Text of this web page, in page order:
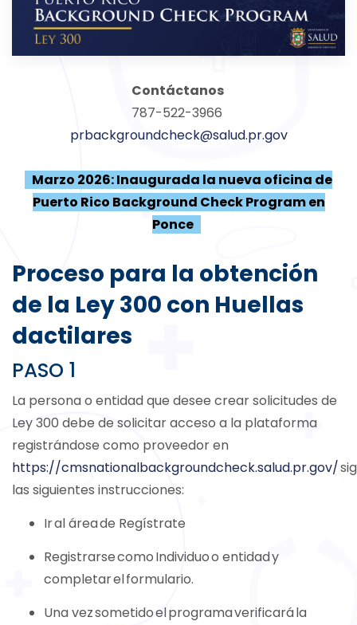
Contáctanos
787-522-3966
prbackgroundcheck@salud.pr.gov
Marzo 2026: Inaugurada la nueva oficina de
Puerto Rico Background Check Program en
Ponce
Proceso para la obtención
de la Ley 300 con Huellas
dactilares
PASO 1
La persona o entidad que desee crear solicitudes de
Ley 300 debe de solicitar acceso a la plataforma
registrándose como proveedor en
https://cmsnationalbackgroundcheck.salud.pr.gov/
las siguientes instrucciones:
Ir al área de Regístrate
Registrarse como Individuo o entidad y
completar el formulario.
Una vez sometidoel programa verificará la